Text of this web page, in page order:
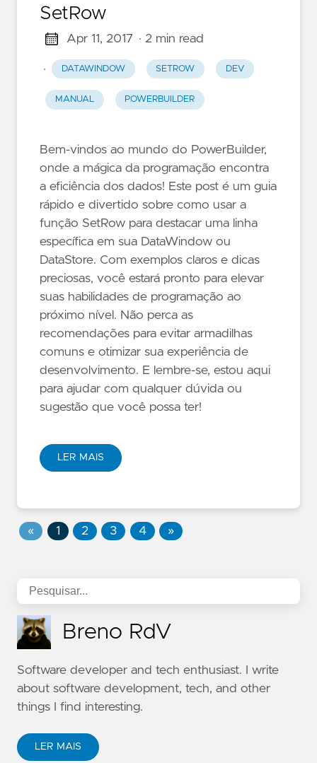
SetRow
Apr 11, 2017 · 2 min read
· DATAWINDOW SETROW DEV
MANUAL POWERBUILDER
Bem-vindos ao mundo do PowerBuilder,
onde a mágica da programação encontra
a eficiência dos dados! Este post é um guia
rápido e divertido sobre como usar a
função SetRow para destacar uma linha
específica em sua DataWindow ou
DataStore. Com exemplos claros e dicas
preciosas, você estará pronto para elevar
suas habilidades de programação ao
próximo nível. Não perca as
recomendações para evitar armadilhas
comuns e otimizar sua experiência de
desenvolvimento. E lembre-se, estou aqui
para ajudar com qualquer dúvida ou
sugestão que você possa ter!
LER MAIS
« 1 2 3 4 »
Breno RdV
Software developer and tech enthusiast. I write
about software development, tech, and other
things I find interesting.
LER MAIS